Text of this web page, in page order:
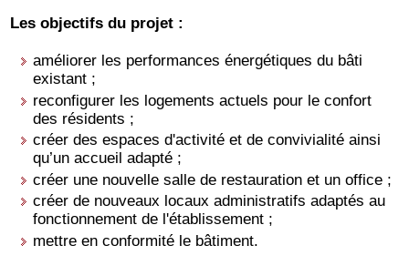
Les objectifs du projet :
améliorer les performances énergétiques du bâti
existant ;
reconfigurer les logements actuels pour le confort
des résidents ;
créer des espaces d'activité et de convivialité ainsi
qu’un accueil adapté ;
créer une nouvelle salle de restauration et un office ;
créer de nouveaux locaux administratifs adaptés au
fonctionnement de l'établissement ;
mettre en conformité le bâtiment.